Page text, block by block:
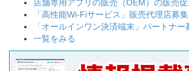
店舗専用アプリの販売（OEM）の販売促
「高性能Wi-Fiサービス」販売代理店募集
「オールインワン決済端末」パートナー
一覧をみる